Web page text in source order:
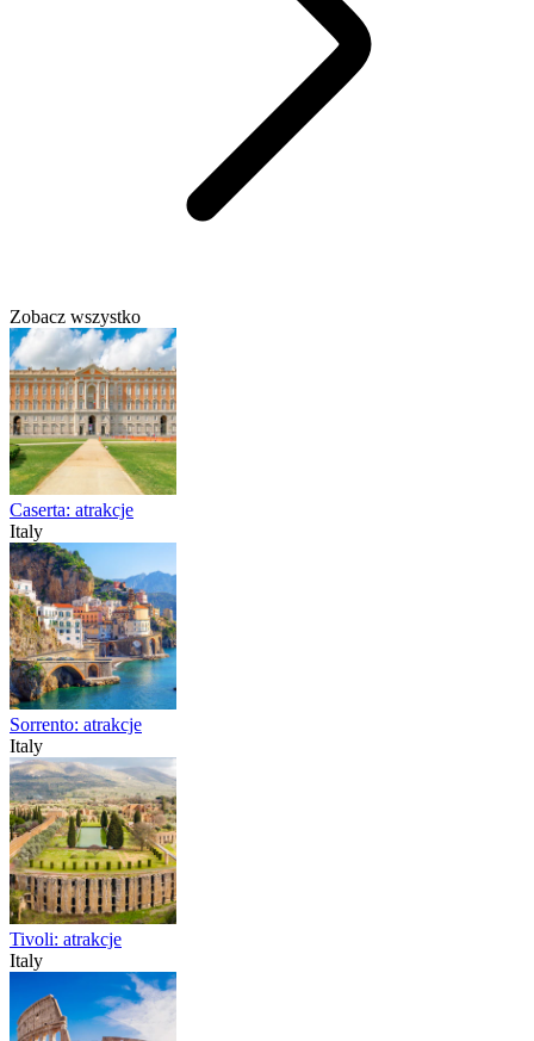
Zobacz wszystko
Caserta: atrakcje
Italy
Sorrento: atrakcje
Italy
Tivoli: atrakcje
Italy